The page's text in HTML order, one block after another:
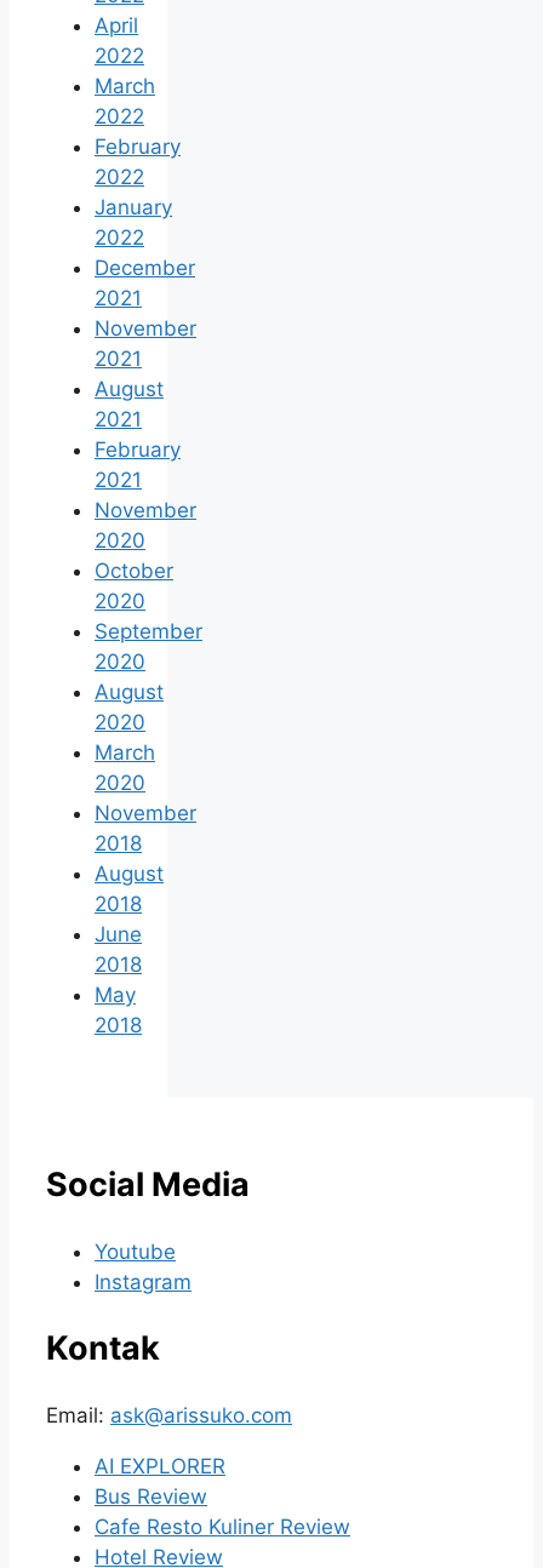
April
2022
March
2022
February
2022
January
2022
December
2021
November
2021
August
2021
February
2021
November
2020
October
2020
September
2020
August
2020
March
2020
November
2018
August
2018
June
2018
May
2018
Social Media
Youtube
Instagram
Kontak
Email: ask@arissuko.com
AI EXPLORER
Bus Review
Cafe Resto Kuliner Review
Hotel Review